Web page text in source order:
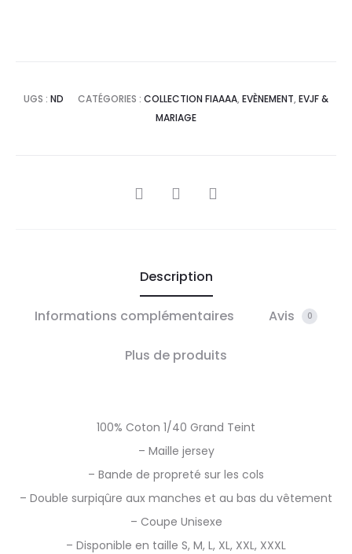
UGS : ND CATÉGORIES : COLLECTION FIAAAA, EVÈNEMENT, EVJF &
MARIAGE
PARTAGER
Description
Informations complémentaires Avis 0
Plus de produits
100% Coton 1/40 Grand Teint
– Maille jersey
– Bande de propreté sur les cols
– Double surpiqûre aux manches et au bas du vêtement
– Coupe Unisexe
– Disponible en taille S, M, L, XL, XXL, XXXL